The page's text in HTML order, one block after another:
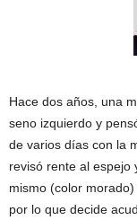
Hace dos años, una
seno izquierdo y
de varios días con la
revisó rente al espejo
mismo (color
por lo que decide